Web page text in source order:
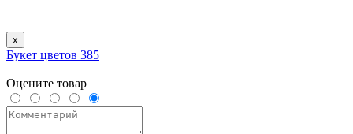
x
Букет цветов 385
Оцените товар